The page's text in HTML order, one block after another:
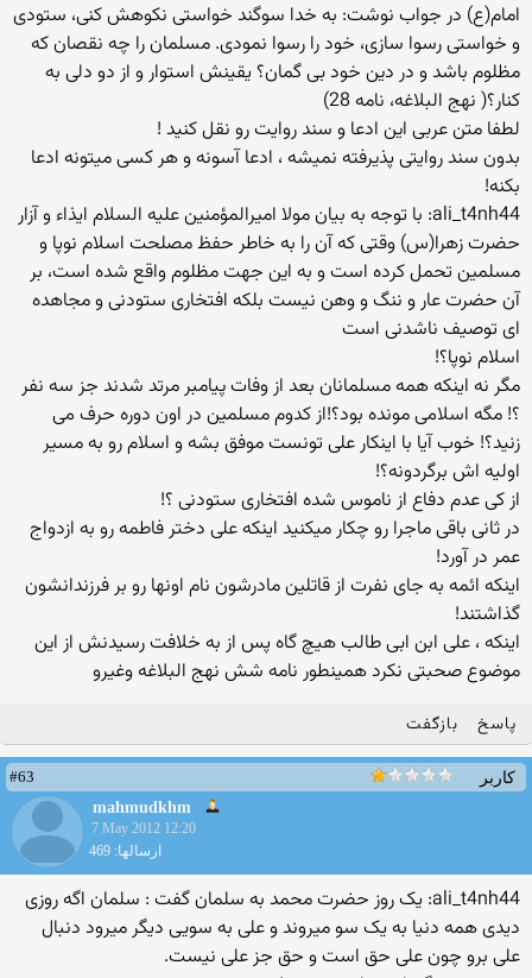
امام(ع) در جواب نوشت: به خدا سوگند خواستی نکوهش کنی، ستودی
و خواستی رسوا سازی، خود را رسوا نمودی. مسلمان را چه نقصان که
مظلوم باشد و در دین خود بی گمان؟ یقینش استوار و از دو دلی به
کنار؟( نهج البلاغه، نامه 28)
لطفا متن عربی این ادعا و سند روایت رو نقل کنید !
بدون سند روایتی پذیرفته نمیشه ، ادعا آسونه و هر کسی میتونه ادعا
بکنه!
ali_t4nh44: با توجه به بیان مولا امیرالمؤمنین علیه السلام ایذاء و آزار
حضرت زهرا(س) وقتی که آن را به خاطر حفظ مصلحت اسلام نوپا و
مسلمین تحمل کرده است و به این جهت مظلوم واقع شده است، بر
آن حضرت عار و ننگ و وهن نیست بلکه افتخاری ستودنی و مجاهده
ای توصیف ناشدنی است
اسلام نوپا؟!
مگر نه اینکه همه مسلمانان بعد از وفات پیامبر مرتد شدند جز سه نفر
؟! مگه اسلامی مونده بود؟!از کدوم مسلمین در اون دوره حرف می
زنید؟! خوب آیا با اینکار علی تونست موفق بشه و اسلام رو به مسیر
اولیه اش برگردونه؟!
از کی عدم دفاع از ناموس شده افتخاری ستودنی ؟!
در ثانی باقی ماجرا رو چکار میکنید اینکه علی دختر فاطمه رو به ازدواج
عمر در آورد!
اینکه ائمه به جای نفرت از قاتلین مادرشون نام اونها رو بر فرزندانشون
گذاشتند!
اینکه ، علی ابن ابی طالب هیچ گاه پس از به خلافت رسیدنش از این
موضوع صحبتی نکرد همینطور نامه شش نهج البلاغه وغیرو
پاسخ بازگفت
کاربر
#63
mahmudkhm
7 May 2012 12:20
ارسالها: 469
ali_t4nh44: یک روز حضرت محمد به سلمان گفت : سلمان اگه روزی
دیدی همه دنیا به یک سو میروند و علی به سویی دیگر میرود دنبال
علی برو چون علی حق است و حق جز علی نیست.